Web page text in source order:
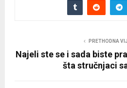
PRETHODNA
Najeli ste se i sada biste
šta stručnjaci